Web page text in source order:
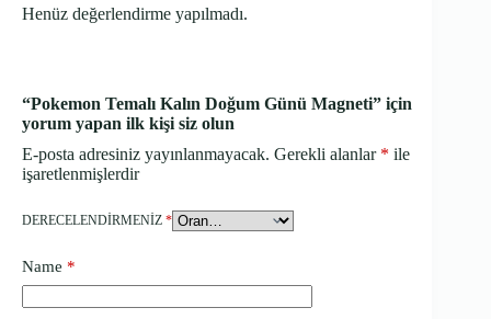
Henüz değerlendirme yapılmadı.
“Pokemon Temalı Kalın Doğum Günü Magneti” için
yorum yapan ilk kişi siz olun
E-posta adresiniz yayınlanmayacak. Gerekli alanlar * ile
işaretlenmişlerdir
DERECELENDIRMENIZ *
Name *